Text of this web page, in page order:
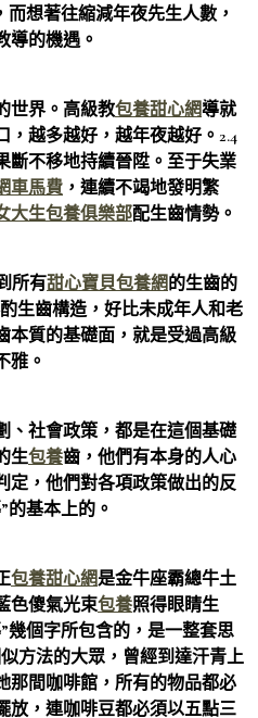
想著往縮減年夜先生人數，
導的機遇。
界。高級教包養甜心網導就
越多越好，越年夜越好。2.4
斷不移地持續晉陞。至于失業
車馬費 ，連續不竭地發明繁
大生包養俱樂部配生齒情勢。
所有甜心寶貝包養網的生齒的
生齒構造，好比未成年人和老
本質的基礎面，就是受過高級
雅。
社會政策，都是在這個基礎
生包養齒，他們有本身的人心
定，他們對各項政策做出的反
的基本上的。
包養甜心網是金牛座霸總牛土
色傻氣光束包養照得眼睛生
幾個字所包含的，是一整套思
方法的大眾，曾經到達汗青上
那間咖啡館，所有的物品都必
放，連咖啡豆都必須以五點三